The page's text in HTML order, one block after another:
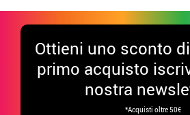
Ottieni uno sconto
primo acquisto
nostra
*Acquisti oltre 50€